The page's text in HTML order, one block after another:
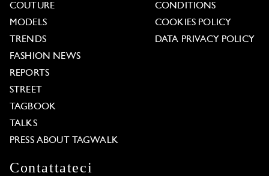
COUTURE
MODELS
TRENDS
FASHION NEWS
REPORTS
STREET
TAGBOOK
TALKS
PRESS ABOUT TAGWALK
CONDITIONS
COOKIES POLICY
DATA PRIVACY POLICY
Contattateci